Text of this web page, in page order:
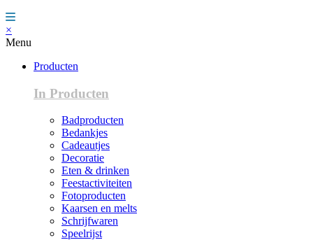
×
Menu
Producten
In Producten
Badproducten
Bedankjes
Cadeautjes
Decoratie
Eten & drinken
Feestactiviteiten
Fotoproducten
Kaarsen en melts
Schrijfwaren
Speelrijst